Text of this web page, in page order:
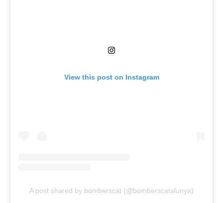
View this post on Instagram
A post shared by bomberscat (@bomberscatalunya)